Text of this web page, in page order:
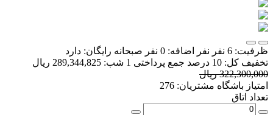
ظرفیت: 6 نفر نفر اضافه: 0 نفر صبحانه رایگان: دارد
تخفیف کل: 10 درصد جمع پرداختی 1 شب:
289,344,825 ریال
322,300,000 ریال
امتیاز باشگاه مشتریان: 276
تعداد اتاق